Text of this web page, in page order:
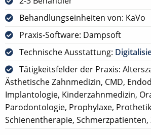
Behandlungseinheiten von: KaVo
Praxis-Software: Dampsoft
Technische Ausstattung:
Tätigkeitsfelder der Praxis:
Ästhetische Zahnmedizin, CMD,
Implantologie, Kinderzahnmedizin,
Parodontologie, Prophylaxe,
Schienentherapie,